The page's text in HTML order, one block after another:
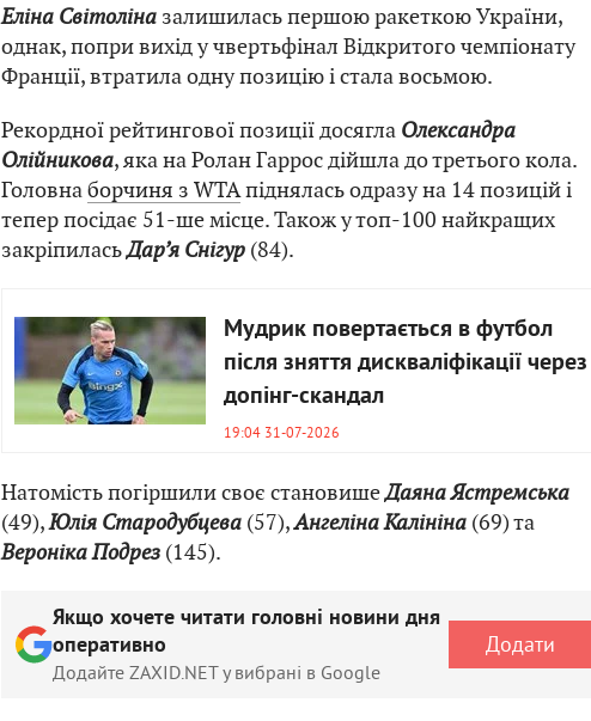
Еліна Світоліна залишилась першою ракеткою України,
однак, попри вихід у чвертьфінал Відкритого чемпіонату
Франції, втратила одну позицію і стала восьмою.
Рекордної рейтингової позиції досягла Олександра
Олійникова, яка на Ролан Гаррос дійшла до третього кола.
Головна борчиня з WTAпіднялась одразу на 14 позицій і
тепер посідає 51-ше місце. Також у топ-100 найкращих
закріпиласьДар’я Снігур (84).
Мудрик повертається в футбол
після зняття дискваліфікації через
допінг-скандал
19:04 31-07-2026
Натомість погіршили своє становишеДаяна Ястремська
(49),Юлія Стародубцева (57),Ангеліна Калініна (69) та
Вероніка Подрез (145).
Якщо хочете читати головні новини дня
оперативно
Додайте ZAXID.NET у вибрані в Google
Додати